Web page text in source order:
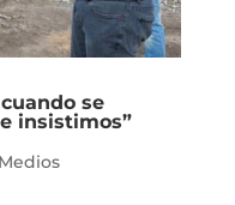
se
insistimos”